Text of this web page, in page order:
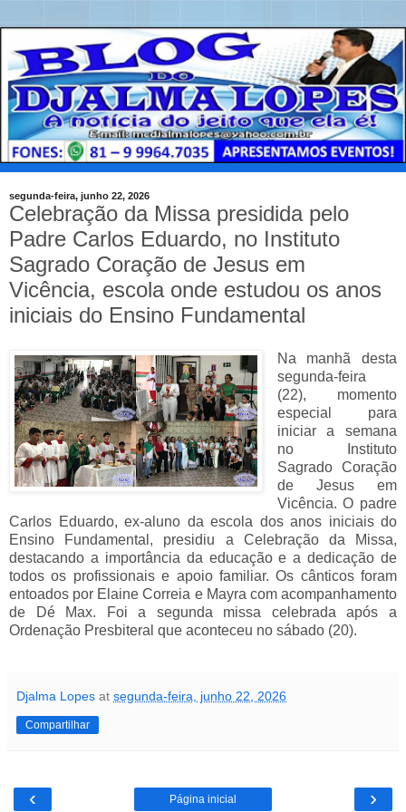
segunda-feira, junho 22, 2026
Celebração da Missa presidida pelo
Padre Carlos Eduardo, no Instituto
Sagrado Coração de Jesus em
Vicência, escola onde estudou os anos
iniciais do Ensino Fundamental
Na manhã desta
segunda-feira
(22), momento
especial para
iniciar a semana
no Instituto
Sagrado Coração
de Jesus em
Vicência. O padre
Carlos Eduardo, ex-aluno da escola dos anos iniciais do
Ensino Fundamental, presidiu a Celebração da Missa,
destacando a importância da educação e a dedicação de
todos os profissionais e apoio familiar. Os cânticos foram
entoados por Elaine Correia e Mayra com acompanhamento
de Dé Max. Foi a segunda missa celebrada após a
Ordenação Presbiteral que aconteceu no sábado (20).
Djalma Lopes at segunda-feira, junho 22, 2026
Compartilhar
‹ ›
Página inicial